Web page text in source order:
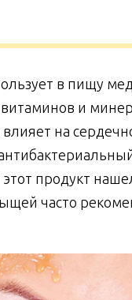
в пищу
и
на
продукт
часто